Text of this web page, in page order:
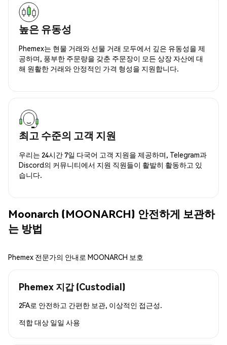
높은 유동성
Phemex는 현물 거래와 선물 거래 모두에서 깊은 유동성을 제
공하며, 풍부한 주문량을 갖춘 주문장이 모든 상장 자산에 대
해 원활한 거래와 안정적인 가격 형성을 지원합니다.
최고 수준의 고객 지원
우리는 24시간 7일 다국어 고객 지원을 제공하며, Telegram과
Discord의 커뮤니티에서 지원 직원들이 활발히 활동하고 있
습니다.
Moonarch (MOONARCH) 안전하게 보관하
는 방법
Phemex 전문가의 안내로 MOONARCH 보호
Phemex 지갑 (Custodial)
2FA로 안전하고 간편한 보관, 이상적인 접근성.
적합 대상 일일 사용